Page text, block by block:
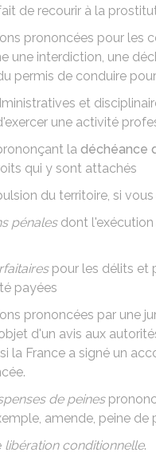
de recourir à la
prononcées pour les
une interdiction, une
permis de conduire
et
une activité
la déchéance
qui y sont attachés
du territoire, si
pénalesdont l'exécution
pour les délits et
payées
prononcées par une
d'un avis aux
la France a signé un
de peines
amende, peine de
libération conditionnelle.